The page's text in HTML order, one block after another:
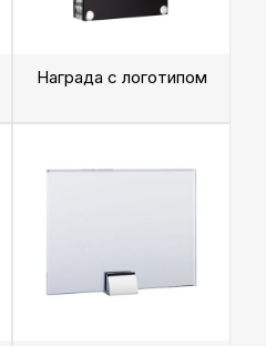
Награда с логотипом